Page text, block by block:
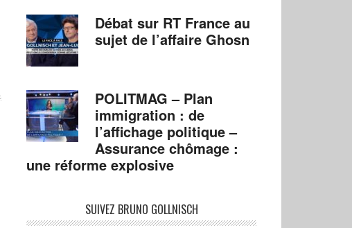
Débat sur RT France au
sujet de l’affaire Ghosn
POLITMAG – Plan
immigration : de
l’affichage politique –
Assurance chômage :
une réforme explosive
SUIVEZ BRUNO GOLLNISCH